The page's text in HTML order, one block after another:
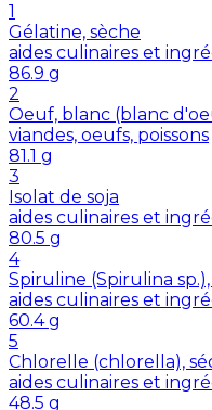
1
Gélatine, sèche
aides culinaires et
86.9 g
2
Oeuf, blanc (blanc
viandes, oeufs, poissons
81.1 g
3
Isolat de soja
aides culinaires et
80.5 g
4
Spiruline (Spirulina
aides culinaires et
60.4 g
5
Chlorelle (chlorella),
aides culinaires et
48.5 g